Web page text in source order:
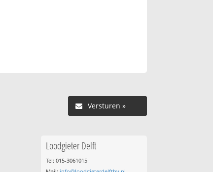
Versturen »
Loodgieter Delft
Tel: 015-3061015